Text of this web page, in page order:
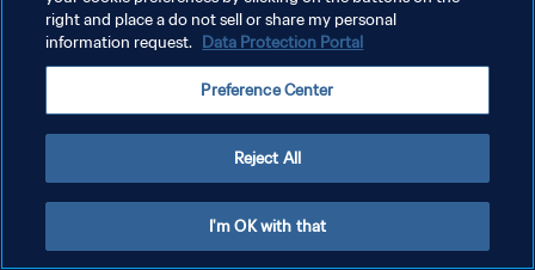
NUTZUNGSBEDINGUNGEN
COOKIE-EINSTELLUNGEN VERWALTEN
right and place a do not sell or share my personal
information request. Data Protection Portal
Preference Center
Reject All
I'm OK with that